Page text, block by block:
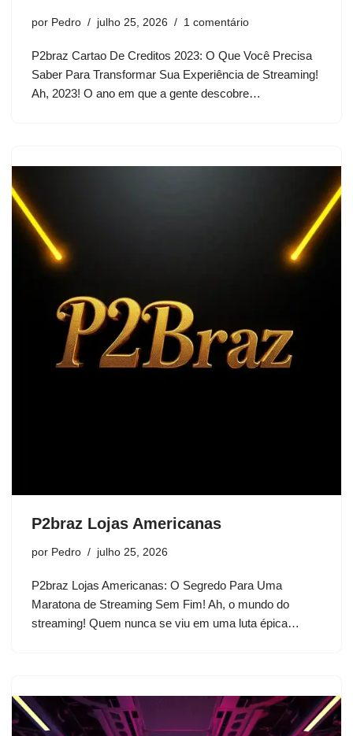
por Pedro julho 25, 2026 1 comentário
P2braz Cartao De Creditos 2023: O Que Você Precisa
Saber Para Transformar Sua Experiência de Streaming!
Ah, 2023! O ano em que a gente descobre…
P2braz Lojas Americanas
por Pedro julho 25, 2026
P2braz Lojas Americanas: O Segredo Para Uma
Maratona de Streaming Sem Fim! Ah, o mundo do
streaming! Quem nunca se viu em uma luta épica…